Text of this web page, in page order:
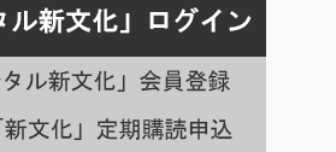
事
一
覧